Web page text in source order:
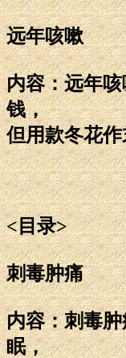
远年咳嗽
内容：远年
钱，
但用款冬花
<目录>
刺毒肿痛
内容：刺毒
眠，